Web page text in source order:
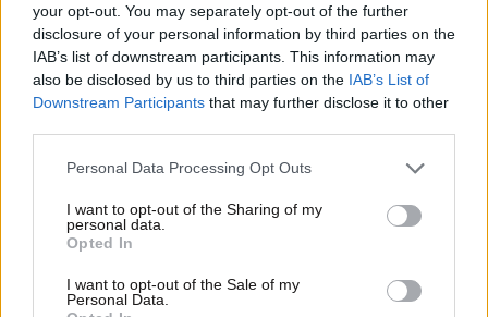
your opt-out. You may separately opt-out of the further
disclosure of your personal information by third parties on the
IAB’s list of downstream participants. This information may
also be disclosed by us to third parties on the IAB’s List of
Downstream Participants that may further disclose it to other
Please note that this website/app uses one or more Google
not limited to your visit or usage behaviour. You may click to
grant or deny consent to Google and its third-party tags to
use your data for below specified purposes in below Google
consent section.
Personal Data Processing Opt Outs
I want to opt-out of the Sharing of my
personal data.
Opted In
I want to opt-out of the Sale of my
Personal Data.
Η αυτοκρατορία του «Έντικ» και ο «μεγάλος»